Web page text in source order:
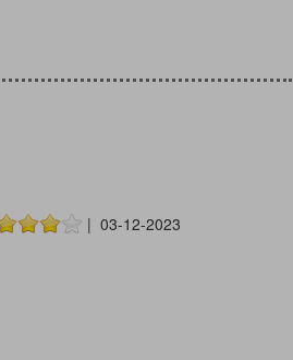
| 03-12-2023